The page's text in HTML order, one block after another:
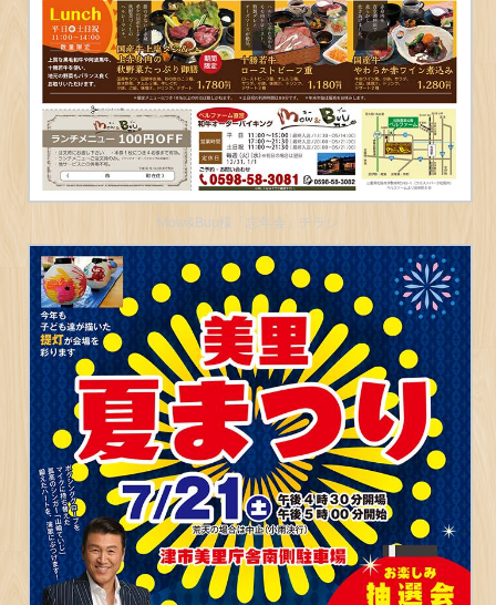
Mow&Buu様「忘年会」チラシ